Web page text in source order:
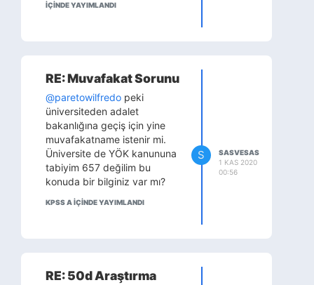
IÇINDE YAYIMLANDI
RE: Muvafakat Sorunu
@paretowilfredo peki
üniversiteden adalet
bakanlığına geçiş için yine
muvafakatname istenir mi.
Üniversite de YÖK kanununa
tabiyim 657 değilim bu
konuda bir bilginiz var mı?
KPSS A IÇINDE YAYIMLANDI
S
SASVESAS
1 KAS 2020
00:56
RE: 50d Araştırma